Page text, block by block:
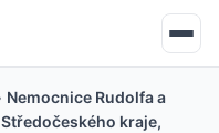
Nemocnice Rudolfa a
kraje,